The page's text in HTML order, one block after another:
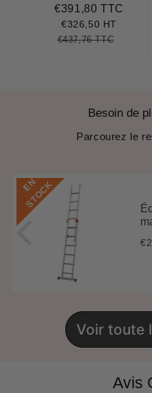
Prix
réduit
€391,80 TTC
€326,50 HT
Prix
€437,76 TTC€437,76
Besoin de
Parcourez le
E
N
S
T
O
C
K
Voir toute
Avis